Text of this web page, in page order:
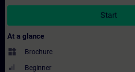
Start
At a glance
widgets Brochure
Beginner